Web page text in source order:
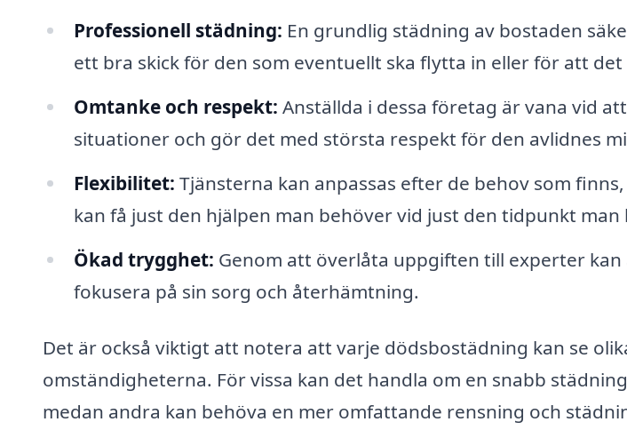
Professionell städning: En grundlig städning av bostaden
ett bra skick för den som eventuellt ska flytta in eller för att det
Omtanke och respekt: Anställda i dessa företag är vana vid
situationer och gör det med största respekt för den avlidnes
Flexibilitet: Tjänsterna kan anpassas efter de behov som
kan få just den hjälpen man behöver vid just den tidpunkt man
Ökad trygghet: Genom att överlåta uppgiften till experter
fokusera på sin sorg och återhämtning.
Det är också viktigt att notera att varje dödsbostädning kan se
omständigheterna. För vissa kan det handla om en snabb
medan andra kan behöva en mer omfattande rensning och